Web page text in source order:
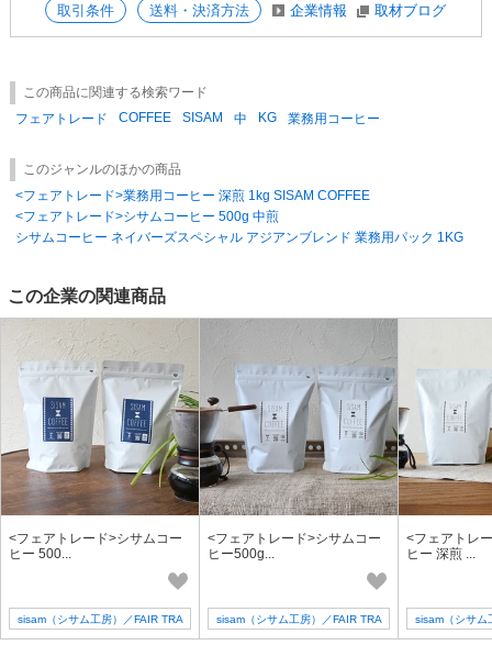
フェアトレード／SDGs／エシカル／手仕事／ナチュラル
コーヒーができるまで
味の目安
アイスコーヒー
EGmEWkn0TWg
取引条件 送料・決済方法 企業情報 取材ブログ
この商品に関連する検索ワード
フェアトレード
COFFEE SISAM 中 KG 業務用コーヒー
このジャンルのほかの商品
<フェアトレード>業務用コーヒー 深煎 1kg SISAM COFFEE
<フェアトレード>シサムコーヒー 500g 中煎
シサムコーヒー ネイバーズスペシャル アジアンブレンド 業務用パック 1KG
この企業の関連商品
<フェアトレード>シサムコー
ヒー 500...
sisam（シサム工房）／FAIR TRA
DE + design
<フェアトレード>シサムコー
ヒー500g...
sisam（シサム工房）／FAIR TRA
DE + design
<フェアトレ
ヒー 深煎 ...
sisam（シサム
DE